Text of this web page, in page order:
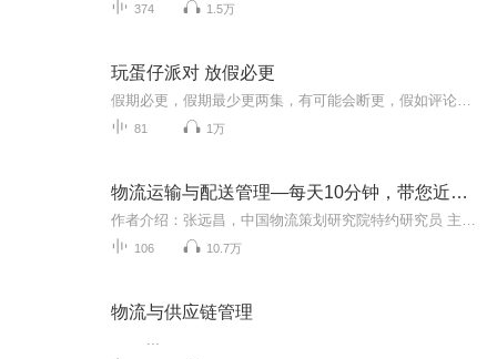
374 1.5万
玩蛋仔派对 放假必更
81 1万
物流运输与配送管理—每天10分钟，带您近现代物流
106 10.7万
物流与供应链管理